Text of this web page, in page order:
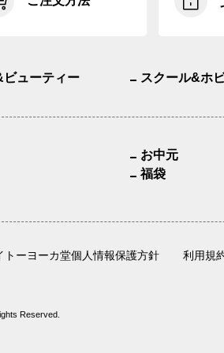
ビューティー スクール&ホ
お中元
福袋
トーヨーカ堂個人情報保護方針 利用規
Reserved.